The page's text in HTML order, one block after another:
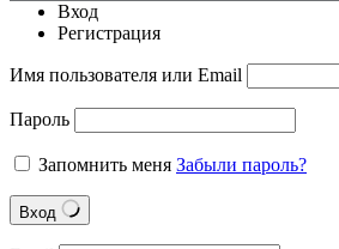
Вход
Регистрация
Имя пользователя или Email
Пароль
Запомнить меня Забыли пароль?
Вход